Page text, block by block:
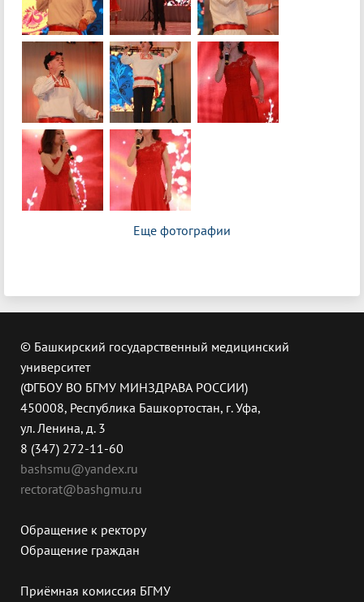
Еще фотографии
© Башкирский государственный медицинский
университет
(ФГБОУ ВО БГМУ МИНЗДРАВА РОССИИ)
450008, Республика Башкортостан, г. Уфа,
ул. Ленина, д. 3
8 (347) 272-11-60
bashsmu@yandex.ru
rectorat@bashgmu.ru
Обращение к ректору
Обращение граждан
Приёмная комиссия БГМУ